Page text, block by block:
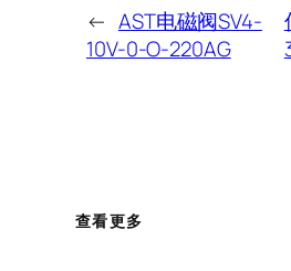
← AST电磁阀SV4-
10V-0-O-220AG
查看更多